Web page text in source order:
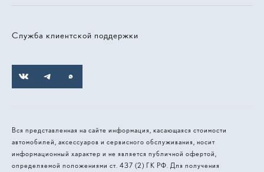
Служба клиентской поддержки
Вся представленная на сайте информация, касающаяся стоимости
автомобилей, аксессуаров и сервисного обслуживания, носит
информационный характер и не является публичной офертой,
определяемой положениями ст. 437 (2) ГК РФ. Для получения